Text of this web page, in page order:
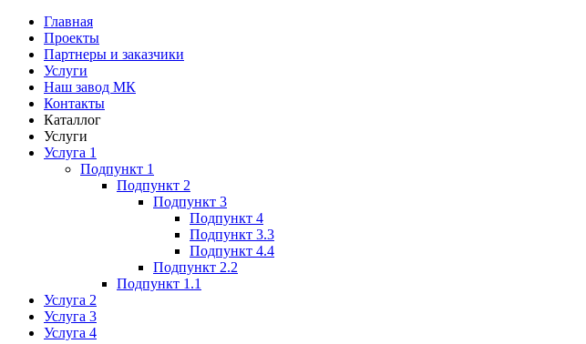
Главная
Проекты
Партнеры и заказчики
Услуги
Наш завод МК
Контакты
Каталлог
Услуги
Услуга 1
Подпункт 1
Подпункт 2
Подпункт 3
Подпункт 4
Подпункт 3.3
Подпункт 4.4
Подпункт 2.2
Подпункт 1.1
Услуга 2
Услуга 3
Услуга 4